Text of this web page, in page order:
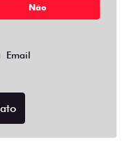
Não
Email